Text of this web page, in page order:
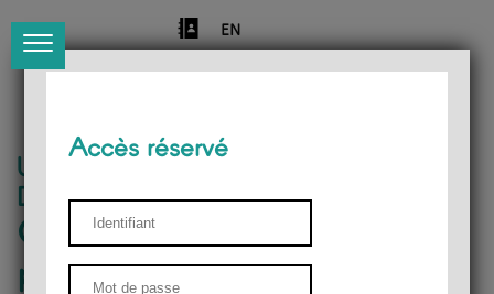
EN
Université de Liège
Département de philosophie
Centre de recherches
phénoménologiques
Accès réservé